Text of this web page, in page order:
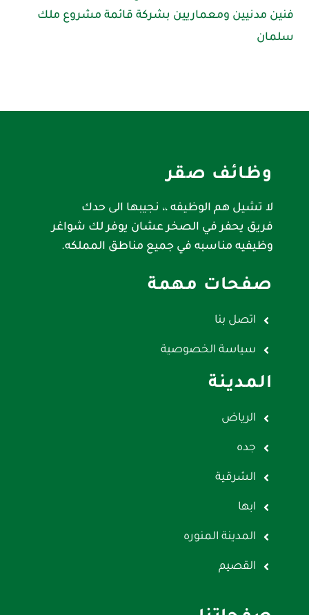
فنين مدنيين ومعماريين بشركة قائمة مشروع ملك
سلمان
وظائف صقر
لا تشيل هم الوظيفه ،، نجيبها الى حدك
فريق يحفر في الصخر عشان يوفر لك شواغر
وظيفيه مناسبه في جميع مناطق المملكه.
صفحات مهمة
اتصل بنا
سياسة الخصوصية
المدينة
الرياض
جده
الشرقية
ابها
المدينة المنوره
القصيم